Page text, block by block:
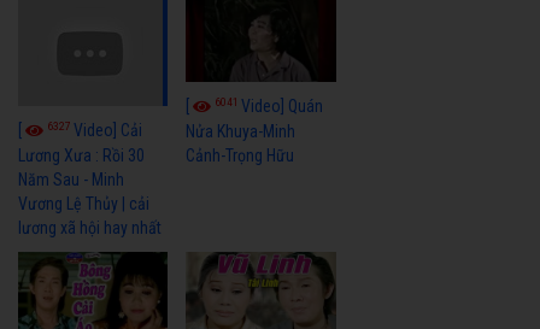
6327 Video] Cải
Lương Xưa : Rồi 30
Năm Sau - Minh
Vương Lệ Thủy | cải
lương xã hội hay nhất
6041Video] Quán
Nửa Khuya-Minh
Cảnh-Trọng Hữu